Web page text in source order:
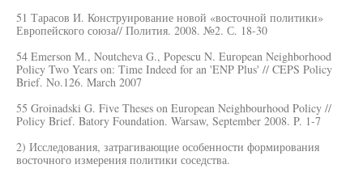
51 Тарасов И. Конструирование новой «восточной политики»
Европейского союза// Полития. 2008. №2. С. 18-30
54 Emerson М., Noutcheva G., Popescu N. European Neighborhood
Policy Two Years on: Time Indeed for an 'ENP Plus' // CEPS Policy
Brief. No.126. March 2007
55 Groinadski G. Five Theses on European Neighbourhood Policy //
Policy Brief. Batory Foundation. Warsaw, September 2008. P. 1-7
2) Исследования, затрагивающие особенности формирования
восточного измерения политики соседства.